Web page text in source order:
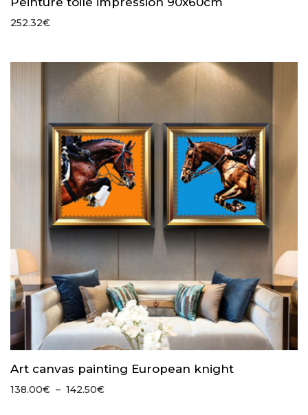
252.32€
Art canvas painting European knight
138.00€ – 142.50€Plage